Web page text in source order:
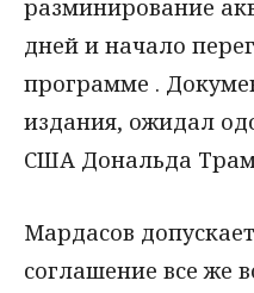
разминирование
дней и начало
программе .
издания, ожидал
США Дональда
Мардасов
соглашение все же